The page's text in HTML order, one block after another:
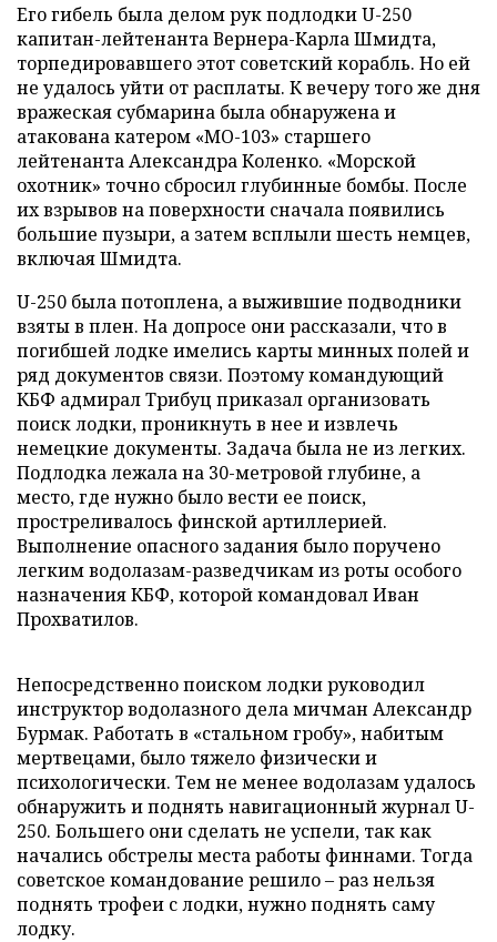
Его гибель была делом рук подлодки U-250
капитан-лейтенанта Вернера-Карла Шмидта,
торпедировавшего этот советский корабль. Но ей
не удалось уйти от расплаты. К вечеру того же дня
вражеская субмарина была обнаружена и
атакована катером «МО-103» старшего
лейтенанта Александра Коленко. «Морской
охотник» точно сбросил глубинные бомбы. После
их взрывов на поверхности сначала появились
большие пузыри, а затем всплыли шесть немцев,
включая Шмидта.
U-250 была потоплена, а выжившие подводники
взяты в плен. На допросе они рассказали, что в
погибшей лодке имелись карты минных полей и
ряд документов связи. Поэтому командующий
КБФ адмирал Трибуц приказал организовать
поиск лодки, проникнуть в нее и извлечь
немецкие документы. Задача была не из легких.
Подлодка лежала на 30-метровой глубине, а
место, где нужно было вести ее поиск,
простреливалось финской артиллерией.
Выполнение опасного задания было поручено
легким водолазам-разведчикам из роты особого
назначения КБФ, которой командовал Иван
Прохватилов.
Непосредственно поиском лодки руководил
инструктор водолазного дела мичман Александр
Бурмак. Работать в «стальном гробу», набитым
мертвецами, было тяжело физически и
психологически. Тем не менее водолазам удалось
обнаружить и поднять навигационный журнал U-
250. Большего они сделать не успели, так как
начались обстрелы места работы финнами. Тогда
советское командование решило – раз нельзя
поднять трофеи с лодки, нужно поднять саму
лодку.